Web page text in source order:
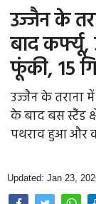
Office Office
Political
Farm & Food
Opinion
Photo Gallery
उज्जैन के
बाद
फूंकी, 15
उज्जैन के तराना
के बाद बस स्टैंड
पथराव हुआ और
Updated: Jan 23,